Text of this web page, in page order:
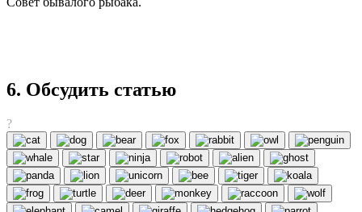
6. Обсудить статью
?